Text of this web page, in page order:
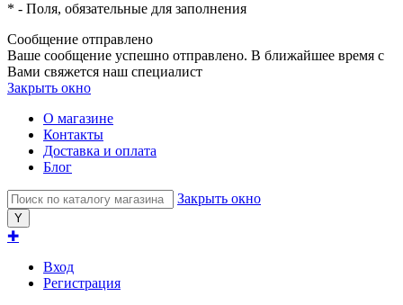
* - Поля, обязательные для заполнения
Сообщение отправлено
Ваше сообщение успешно отправлено. В ближайшее время с
Вами свяжется наш специалист
Закрыть окно
О магазине
Контакты
Доставка и оплата
Блог
Закрыть окно
✚
Вход
Регистрация